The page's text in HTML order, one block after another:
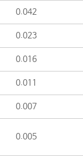
0.042
0.023
0.016
0.011
0.007
0.005